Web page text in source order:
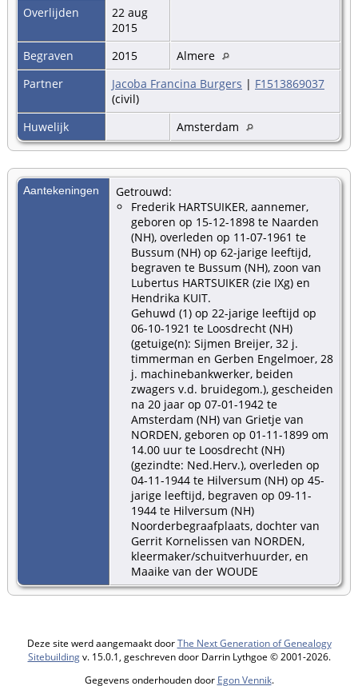
Overlijden
22 aug
2015
Begraven
2015
Almere
Partner
Jacoba Francina Burgers | F1513869037
(civil)
Huwelijk
Amsterdam
Aantekeningen
Getrouwd:
Frederik HARTSUIKER, aannemer,
geboren op 15-12-1898 te Naarden
(NH), overleden op 11-07-1961 te
Bussum (NH) op 62-jarige leeftijd,
begraven te Bussum (NH), zoon van
Lubertus HARTSUIKER (zie IXg) en
Hendrika KUIT.
Gehuwd (1) op 22-jarige leeftijd op
06-10-1921 te Loosdrecht (NH)
(getuige(n): Sijmen Breijer, 32 j.
timmerman en Gerben Engelmoer, 28
j. machinebankwerker, beiden
zwagers v.d. bruidegom.), gescheiden
na 20 jaar op 07-01-1942 te
Amsterdam (NH) van Grietje van
NORDEN, geboren op 01-11-1899 om
14.00 uur te Loosdrecht (NH)
(gezindte: Ned.Herv.), overleden op
04-11-1944 te Hilversum (NH) op 45-
jarige leeftijd, begraven op 09-11-
1944 te Hilversum (NH)
Noorderbegraafplaats, dochter van
Gerrit Kornelissen van NORDEN,
kleermaker/schuitverhuurder, en
Maaike van der WOUDE
Deze site werd aangemaakt doorThe Next Generation of Genealogy
Sitebuildingv. 15.0.1, geschreven door Darrin Lythgoe © 2001-2026.
Gegevens onderhouden door Egon Vennik.